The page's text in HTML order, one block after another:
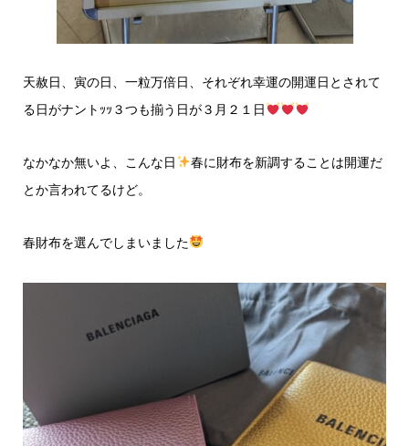
天赦日、寅の日、一粒万倍日、それぞれ幸運の開運日とされて
る日がナントｯｯ３つも揃う日が３月２１日
なかなか無いよ、こんな日
春に財布を新調することは開運だ
とか言われてるけど。
春財布を選んでしまいました